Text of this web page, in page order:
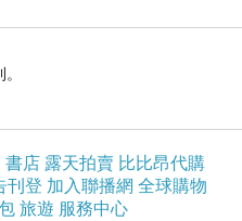
。 六月底
書店 露天拍賣 比比昂代購
刊登 加入聯播網 全球購物
旅遊 服務中心